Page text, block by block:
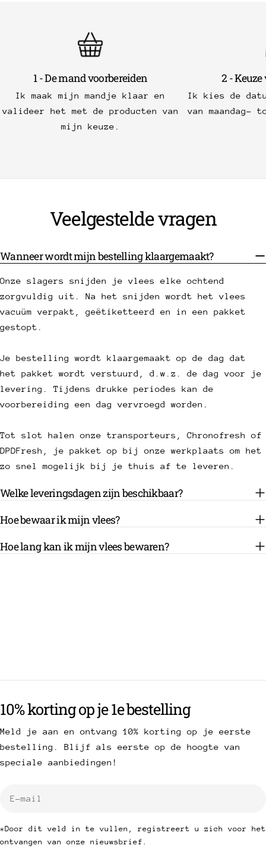
1 - De mand voorbereiden
Ik maak mijn mandje klaar en
valideer het met de producten van
mijn keuze.
2 -
Ik kies de
van maandag-
Veelgestelde vragen
Wanneer wordt mijn bestelling klaargemaakt?
Onze slagers snijden je vlees elke ochtend
zorgvuldig uit. Na het snijden wordt het vlees
vacuüm verpakt, geëtiketteerd en in een pakket
gestopt.
Je bestelling wordt klaargemaakt op de dag dat
het pakket wordt verstuurd, d.w.z. de dag voor je
levering. Tijdens drukke periodes kan de
voorbereiding een dag vervroegd worden.
Tot slot halen onze transporteurs, Chronofresh of
DPDFresh, je pakket op bij onze werkplaats om het
zo snel mogelijk bij je thuis af te leveren.
Welke leveringsdagen zijn beschikbaar?
Hoe bewaar ik mijn vlees?
Hoe lang kan ik mijn vlees bewaren?
10% korting op je 1e bestelling
Meld je aan en ontvang 10% korting op je eerste
bestelling. Blijf als eerste op de hoogte van
speciale aanbiedingen!
*Door dit veld in te vullen, registreert u zich voor het
ontvangen van onze nieuwsbrief.